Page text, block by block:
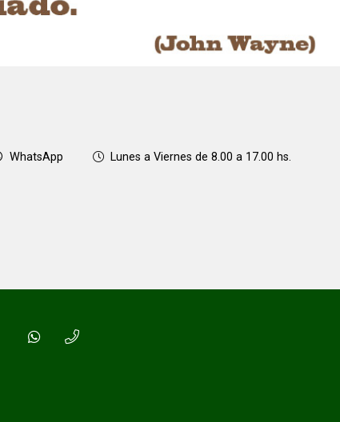
WhatsApp Lunes a Viernes de 8.00 a 17.00 hs.